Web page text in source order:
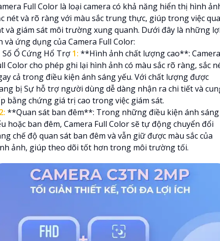
Full Color là loại camera có khả năng hiển thị hình
nét và rõ ràng với màu sắc trung thực, giúp trong việc
và giám sát môi trường xung quanh. Dưới đây là những
và ứng dụng của Camera Full Color:
Số Ổ Cứng Hổ Trợ 1: **Hình ảnh chất lượng cao**: Camera
Color cho phép ghi lại hình ảnh có màu sắc rõ ràng, sắc
cả trong điều kiện ánh sáng yếu. Với chất lượng được
bị Sự hỗ trợ người dùng dễ dàng nhận ra chi tiết và
bằng chứng giá trị cao trong việc giám sát.
**Quan sát ban đêm**: Trong những điều kiện ánh sáng
hoặc ban đêm, Camera Full Color sẽ tự động chuyển đổi
chế độ quan sát ban đêm và vẫn giữ được màu sắc của
ảnh, giúp theo dõi tốt hơn trong môi trường tối.